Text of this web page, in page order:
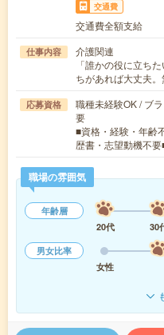
交通費
交通費全額支給
仕事内容
介護関連
「誰かの役に立ち
ちがあれば大丈夫
応募資格
職種未経験OK / ブ
要
■資格・経験・年齢
歴書・志望動機不
職場の雰囲気
年齢層
20代
30
男女比率
女性